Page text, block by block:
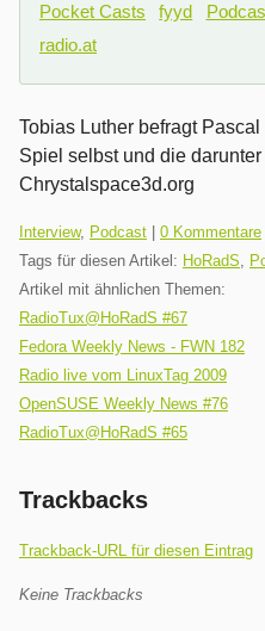
Pocket Casts
fyyd
radio.at
Tobias Luther befragt
Spiel selbst und die
Chrystalspace3d.org
Kategorien:
Interview, Podcast 0 Kommentare
Tags für diesen Artikel: HoRadS
Artikel mit ähnlichen Themen:
RadioTux@HoRadS #67
Fedora Weekly News - FWN 182
Radio live vom LinuxTag 2009
OpenSUSE Weekly News #76
RadioTux@HoRadS #65
Trackbacks
Trackback-URL für diesen Eintrag
Keine Trackbacks